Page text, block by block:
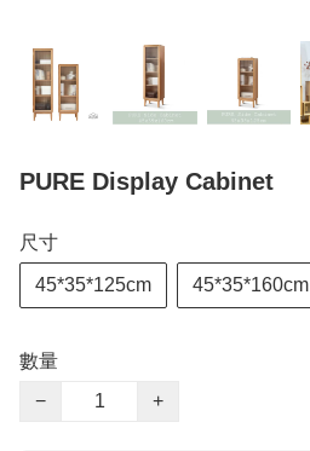
PURE Display Cabinet
尺寸
45*35*125cm 45*35*160cm
數量
−
+